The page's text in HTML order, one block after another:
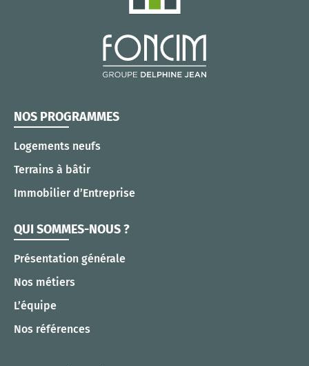
NOS PROGRAMMES
Logements neufs
Terrains à bâtir
Immobilier d’Entreprise
QUI SOMMES-NOUS ?
Présentation générale
Nos métiers
L’équipe
Nos références